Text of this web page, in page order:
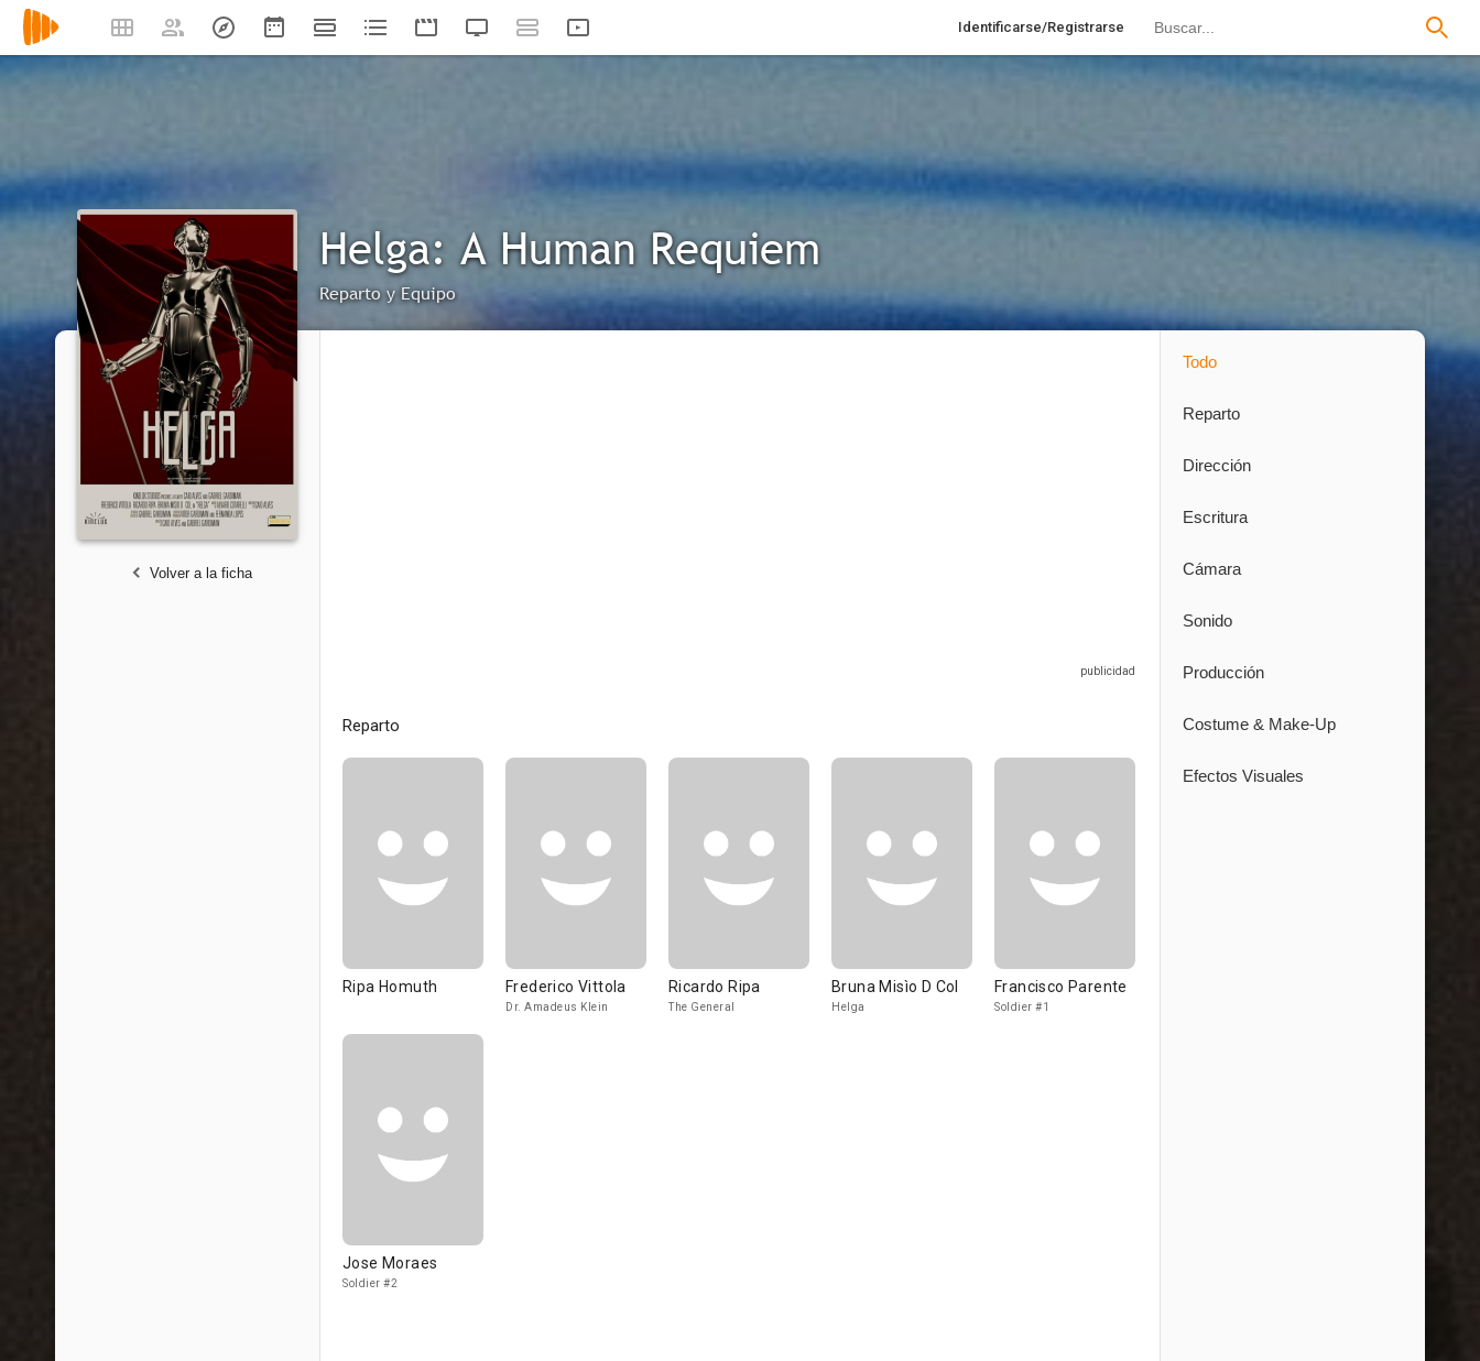
Identificarse/Registrarse
Helga: A Human Requiem
Reparto y Equipo
Volver a la ficha
Reparto
Ripa Homuth Frederico Vittola
Dr. Amadeus Klein
Ricardo Ripa
The General
Bruna Misìo D Col
Helga
Francisco Parente
Soldier #1
Jose Moraes
Soldier #2
Todo
Reparto
Dirección
Escritura
Cámara
Sonido
Producción
Costume & Make-Up
Efectos Visuales